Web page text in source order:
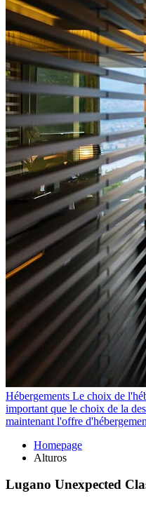
Hébergements Le choix de
important que le choix de la
maintenant l'offre
Homepage
Alturos
Lugano Unexpected